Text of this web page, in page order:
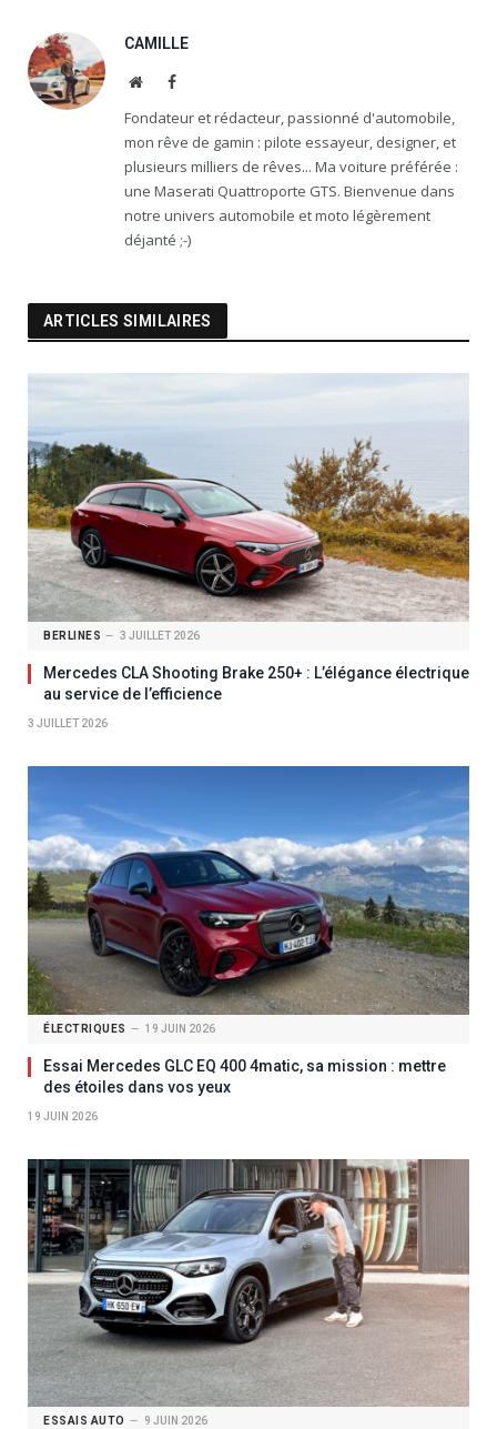
CAMILLE
WebsiteFacebook
Fondateur et rédacteur, passionné d'automobile,
mon rêve de gamin : pilote essayeur, designer, et
plusieurs milliers de rêves... Ma voiture préférée :
une Maserati Quattroporte GTS. Bienvenue dans
notre univers automobile et moto légèrement
déjanté ;-)
ARTICLES SIMILAIRES
BERLINES 3 JUILLET 2026
Mercedes CLA Shooting Brake 250+ : L’élégance électrique
au service de l’efficience
3 JUILLET 2026
ÉLECTRIQUES 19 JUIN 2026
Essai Mercedes GLC EQ 400 4matic, sa mission : mettre
des étoiles dans vos yeux
19 JUIN 2026
ESSAIS AUTO 9 JUIN 2026